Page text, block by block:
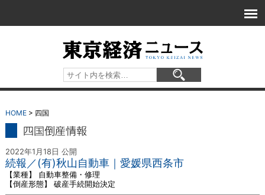
HOME> 四国
四国 倒産情報
2022年1月18日 公開
続報／(有)秋山自動車｜愛媛県西条市
【業種】 自動車整備・修理
【倒産形態】 破産手続開始決定